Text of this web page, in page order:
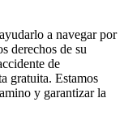
a navegar por
derechos de su
de
gratuita. Estamos
y garantizar la